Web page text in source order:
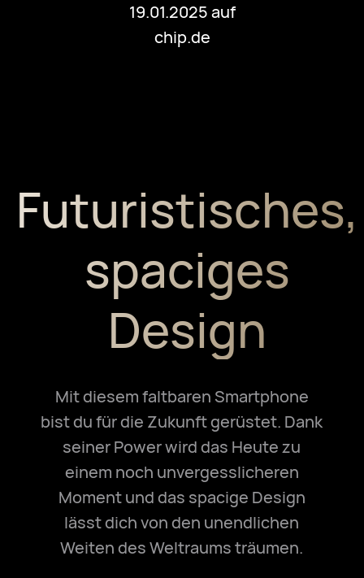
19.01.2025 auf
chip.de
Futuristisches,
spaciges
Design
Mit diesem faltbaren Smartphone
bist du für die Zukunft gerüstet. Dank
seiner Power wird das Heute zu
einem noch unvergesslicheren
Moment und das spacige Design
lässt dich von den unendlichen
Weiten des Weltraums träumen.